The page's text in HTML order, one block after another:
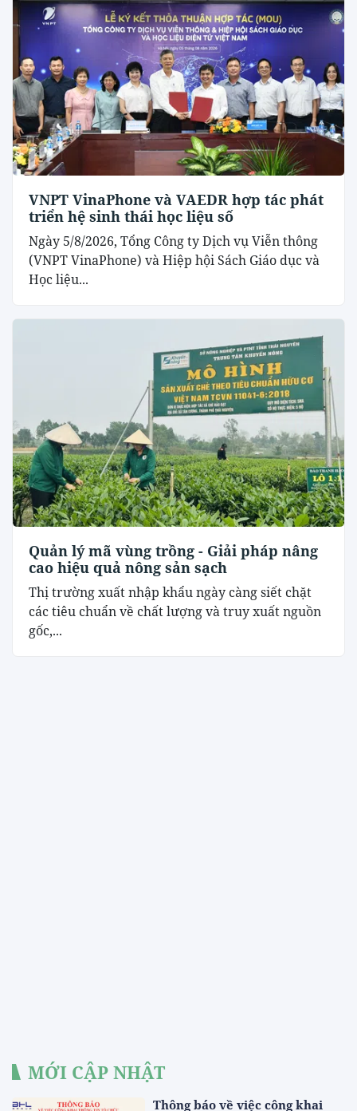
VNPT VinaPhone và VAEDR hợp tác phát
triển hệ sinh thái học liệu số
Ngày 5/8/2026, Tổng Công ty Dịch vụ Viễn thông
(VNPT VinaPhone) và Hiệp hội Sách Giáo dục và
Học liệu...
Quản lý mã vùng trồng - Giải pháp nâng
cao hiệu quả nông sản sạch
Thị trường xuất nhập khẩu ngày càng siết chặt
các tiêu chuẩn về chất lượng và truy xuất nguồn
gốc,...
MỚI CẬP NHẬT
Thông báo về việc công khai